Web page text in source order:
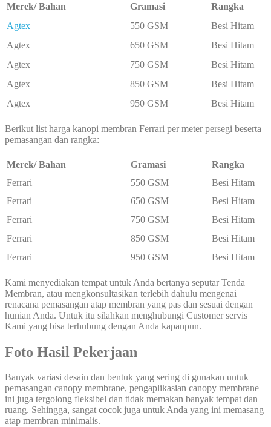
Merek/ Bahan Gramasi
Rangka
Agtex
550 GSM
Besi Hitam
Agtex
650 GSM
Besi Hitam
Agtex
750 GSM
Besi Hitam
Agtex
850 GSM
Besi Hitam
Agtex
950 GSM Besi Hitam
Berikut list harga kanopi membran Ferrari per meter persegi beserta
pemasangan dan rangka:
Merek/ Bahan Gramasi
Rangka
Ferrari
550 GSM
Besi Hitam
Ferrari
650 GSM
Besi Hitam
Ferrari
750 GSM
Besi Hitam
Ferrari
850 GSM
Besi Hitam
Ferrari
950 GSM Besi Hitam
Kami menyediakan tempat untuk Anda bertanya seputar Tenda
Membran, atau mengkonsultasikan terlebih dahulu mengenai
renacana pemasangan atap membran yang pas dan sesuai dengan
hunian Anda. Untuk itu silahkan menghubungi Customer servis
Kami yang bisa terhubung dengan Anda kapanpun.
Foto Hasil Pekerjaan
Banyak variasi desain dan bentuk yang sering di gunakan untuk
pemasangan canopy membrane, pengaplikasian canopy membrane
ini juga tergolong fleksibel dan tidak memakan banyak tempat dan
ruang. Sehingga, sangat cocok juga untuk Anda yang ini memasang
atap membran minimalis.